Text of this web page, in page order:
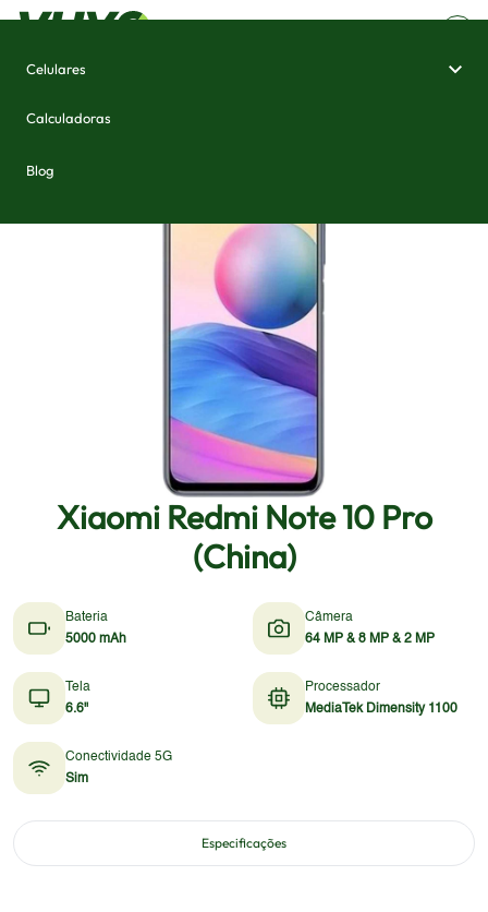
Celulares
Calculadoras
Blog
Xiaomi Redmi Note 10 Pro (China)
Xiaomi Redmi Note 10 Pro
(China)
Bateria
5000 mAh
Câmera
64 MP & 8 MP & 2 MP
Tela
6.6"
Processador
MediaTek Dimensity 1100
Conectividade 5G
Sim
Especificações